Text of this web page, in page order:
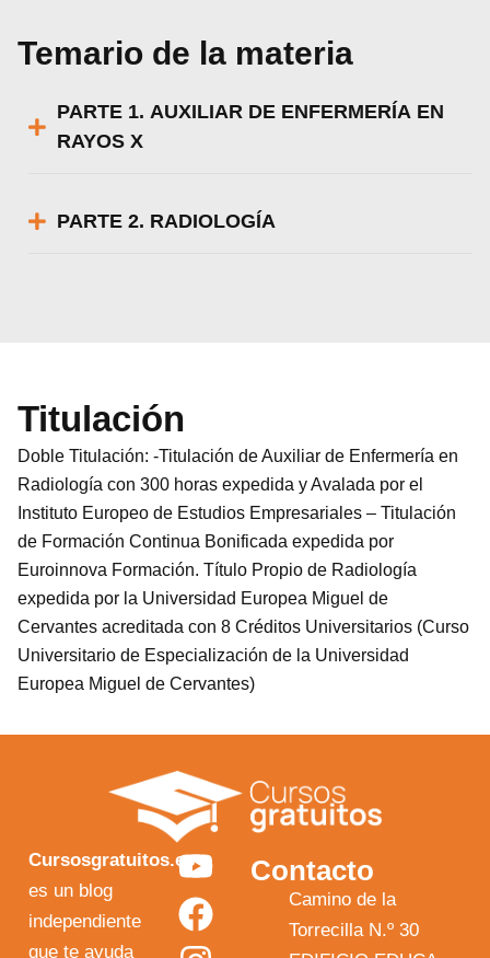
Temario de la materia
PARTE 1. AUXILIAR DE ENFERMERÍA EN
RAYOS X
PARTE 2. RADIOLOGÍA
Titulación
Doble Titulación: -Titulación de Auxiliar de Enfermería en
Radiología con 300 horas expedida y Avalada por el
Instituto Europeo de Estudios Empresariales – Titulación
de Formación Continua Bonificada expedida por
Euroinnova Formación. Título Propio de Radiología
expedida por la Universidad Europea Miguel de
Cervantes acreditada con 8 Créditos Universitarios (Curso
Universitario de Especialización de la Universidad
Europea Miguel de Cervantes)
Cursosgratuitos.es
es un blog
independiente
que te ayuda
Y
o
u
F
a
c
I
n
s
X
-
t
Contacto
Camino de la
Torrecilla N.º 30